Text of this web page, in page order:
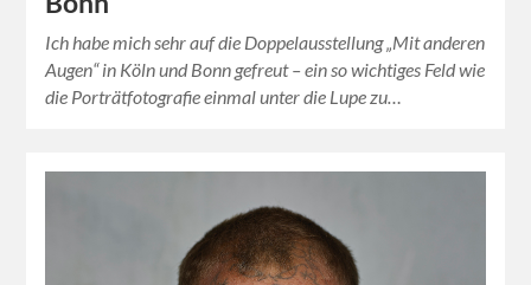
Ich habe mich sehr auf die Doppelausstellung „Mit anderen
Augen“ in Köln und Bonn gefreut – ein so wichtiges Feld wie
die Porträtfotografie einmal unter die Lupe zu…